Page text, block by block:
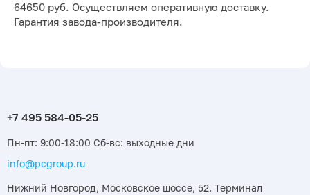
64650 руб. Осуществляем оперативную доставку.
Гарантия завода-производителя.
Пн-пт: 9:00-18:00 Сб-вс: выходные дни
info@pcgroup.ru
Нижний Новгород, Московское шоссе, 52. Терминал